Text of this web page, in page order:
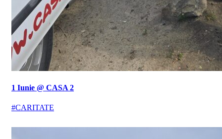
1 Iunie @ CASA 2
#CARITATE